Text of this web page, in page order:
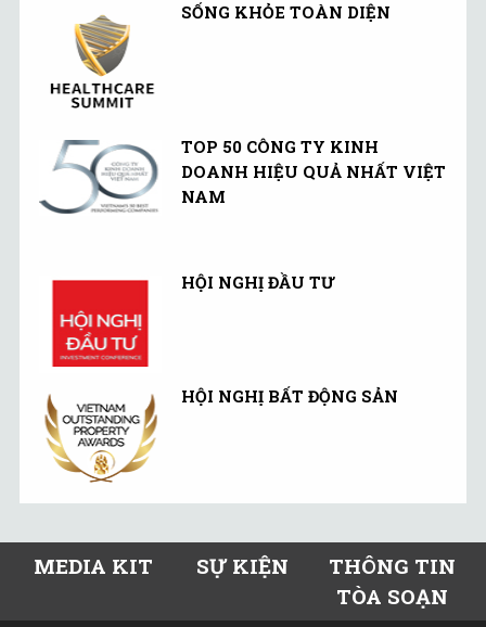
SỐNG KHỎE TOÀN DIỆN
TOP 50 CÔNG TY KINH
DOANH HIỆU QUẢ NHẤT VIỆT
NAM
HỘI NGHỊ ĐẦU TƯ
HỘI NGHỊ BẤT ĐỘNG SẢN
MEDIA KIT SỰ KIỆN
THÔNG TIN
TÒA SOẠN